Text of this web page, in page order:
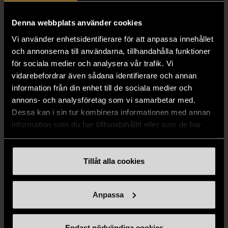
Denna webbplats använder cookies
Vi använder enhetsidentifierare för att anpassa innehållet
och annonserna till användarna, tillhandahålla funktioner
för sociala medier och analysera vår trafik. Vi
vidarebefordrar även sådana identifierare och annan
information från din enhet till de sociala medier och
annons- och analysföretag som vi samarbetar med.
Dessa kan i sin tur kombinera informationen med annan
information som du har tillhandahållit eller som de har
Tillåt alla cookies
Anpassa
volangklänning
XS (32-34) Nytt skick
99 kr
med resårmidja -
Salviagrön
M (38-40) Gott skick
129 kr